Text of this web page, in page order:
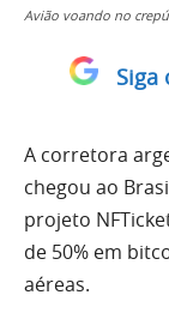
Avião voando no
Siga
A corretora
chegou ao
projeto
de 50% em
aéreas.